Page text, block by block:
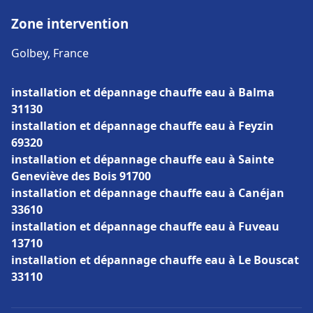
Zone intervention
Golbey, France
installation et dépannage chauffe eau à Balma
31130
installation et dépannage chauffe eau à Feyzin
69320
installation et dépannage chauffe eau à Sainte
Geneviève des Bois 91700
installation et dépannage chauffe eau à Canéjan
33610
installation et dépannage chauffe eau à Fuveau
13710
installation et dépannage chauffe eau à Le Bouscat
33110